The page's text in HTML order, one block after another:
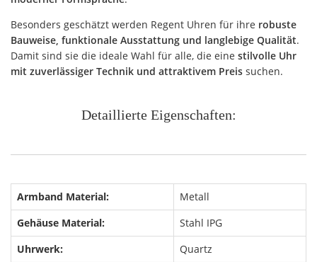
Besonders geschätzt werden Regent Uhren für ihre robuste
Bauweise, funktionale Ausstattung und langlebige Qualität.
Damit sind sie die ideale Wahl für alle, die eine stilvolle Uhr
mit zuverlässiger Technik und attraktivem Preis suchen.
Detaillierte Eigenschaften:
Armband Material:
Metall
Gehäuse Material:
Stahl IPG
Uhrwerk:
Quartz